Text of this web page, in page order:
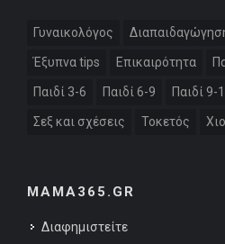
Γυναικολόγος
Έξυπνα tips Επικαιρότητα
Παιδί 3-6 Παιδί 6-9 Παιδί 9-
Σεξ και σχέσεις Τοκετός
MAMA365.GR
Διαφημιστείτε